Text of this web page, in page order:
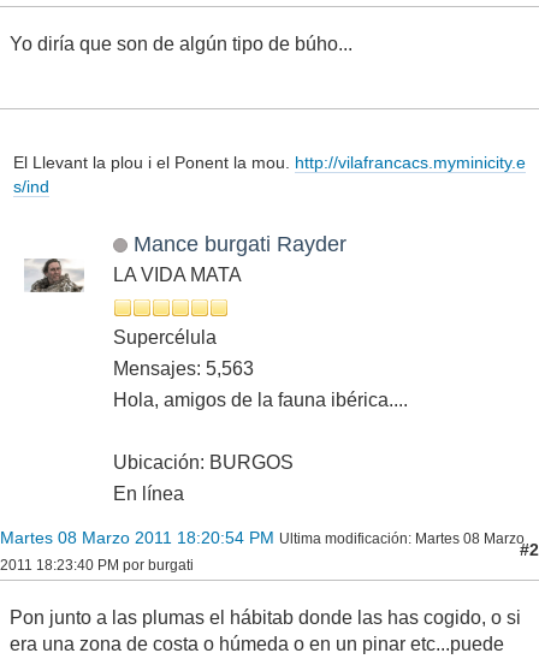
Yo diría que son de algún tipo de búho...
El Llevant la plou i el Ponent la mou. http://vilafrancacs.myminicity.e
s/ind
Mance burgati Rayder
LA VIDA MATA
Supercélula
Mensajes: 5,563
Hola, amigos de la fauna ibérica....
Ubicación: BURGOS
En línea
Martes 08 Marzo 2011 18:20:54 PM Ultima modificación: Martes 08 Marzo
2011 18:23:40 PM por burgati
#2
Pon junto a las plumas el hábitab donde las has cogido, o si
era una zona de costa o húmeda o en un pinar etc...puede